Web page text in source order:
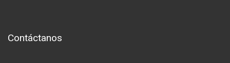
Contáctanos